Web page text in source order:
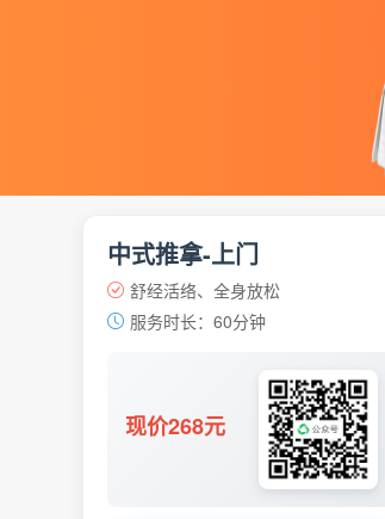
中式推拿-上门
舒经活络、全身放松
服务时长：60分钟
现价268元